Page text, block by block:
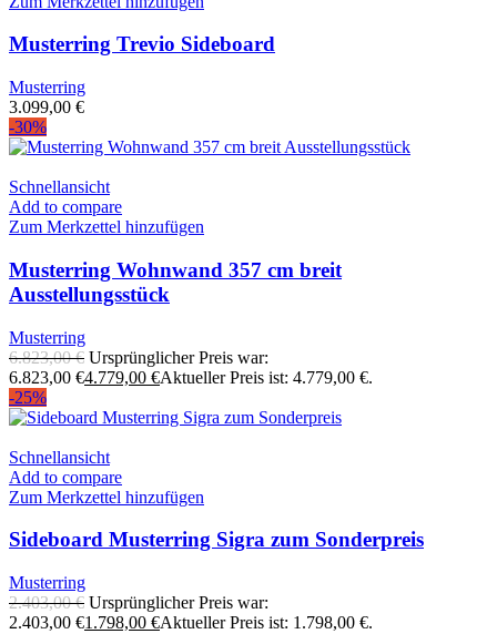
Musterring Trevio Sideboard
Musterring
3.099,00 €
-30%
Schnellansicht
Add to compare
Zum Merkzettel hinzufügen
Musterring Wohnwand 357 cm breit
Ausstellungsstück
Musterring
6.823,00€ Ursprünglicher Preis war:
6.823,00 €4.779,00 €Aktueller Preis ist: 4.779,00 €.
-25%
Schnellansicht
Add to compare
Zum Merkzettel hinzufügen
Sideboard Musterring Sigra zum Sonderpreis
Musterring
2.403,00€ Ursprünglicher Preis war:
2.403,00 €1.798,00 €Aktueller Preis ist: 1.798,00 €.